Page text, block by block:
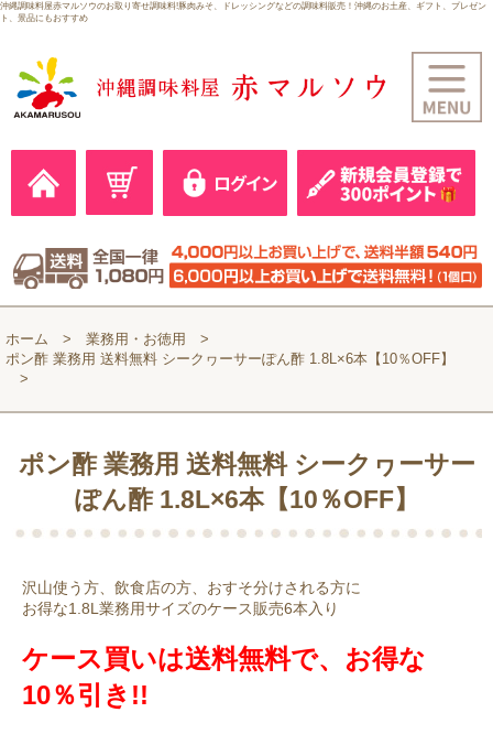
沖縄調味料屋赤マルソウのお取り寄せ調味料!豚肉みそ、ドレッシングなどの調味料販売！沖縄のお土産、ギフト、プレゼン
ト、景品にもおすすめ
ホーム
業務用・お徳用
ポン酢 業務用 送料無料 シークヮーサーぽん酢 1.8L×6本【10％OFF】
ポン酢 業務用 送料無料 シークヮーサー
ぽん酢 1.8L×6本【10％OFF】
沢山使う方、飲食店の方、おすそ分けされる方に
お得な1.8L業務用サイズのケース販売6本入り
ケース買いは送料無料で、お得な
10％引き!!